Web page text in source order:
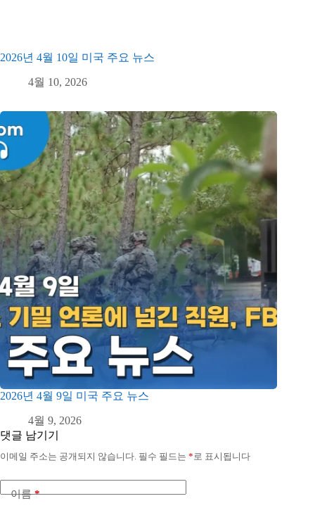
2026년 4월 10일 미국 주요 뉴스
4월 10, 2026
2026년 4월 9일 미국 주요 뉴스
4월 9, 2026
댓글 남기기
이메일 주소는 공개되지 않습니다. 필수 필드는 *로 표시됩니다
이름*